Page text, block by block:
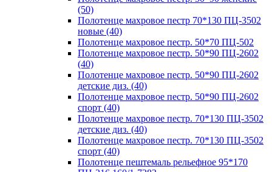
(50)
Полотенце махровое пестр 70*130 ПЦ-3502
новые (40)
Полотенце махровое пестр. 50*70 ПЦ-502
Полотенце махровое пестр. 50*90 ПЦ-2602
(40)
Полотенце махровое пестр. 50*90 ПЦ-2602
детские диз. (40)
Полотенце махровое пестр. 50*90 ПЦ-2602
спорт (40)
Полотенце махровое пестр. 70*130 ПЦ-3502
детские диз. (40)
Полотенце махровое пестр. 70*130 ПЦ-3502
спорт (40)
Полотенце пештемаль рельефное 95*170